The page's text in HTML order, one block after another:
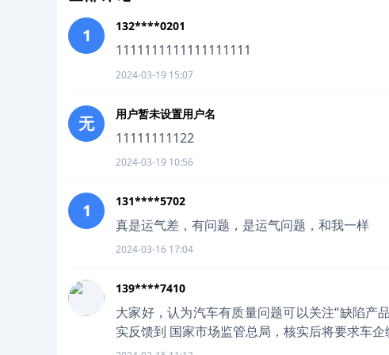
1 132****0201
1111111111111111111
2024-03-19 15:07
无 用户暂未设置用户名
11111111122
2024-03-19 10:56
1 131****5702
真是运气差，有问题，是运气问题，和我一样
2024-03-16 17:04
139****7410
大家好，认为汽车有质量问题可以关注“缺陷
实反馈到 国家市场监管总局，核实后将要求车企